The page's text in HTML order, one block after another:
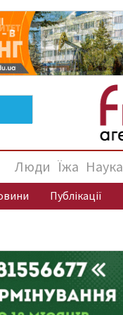
Люди Їжа Наука
Публікації